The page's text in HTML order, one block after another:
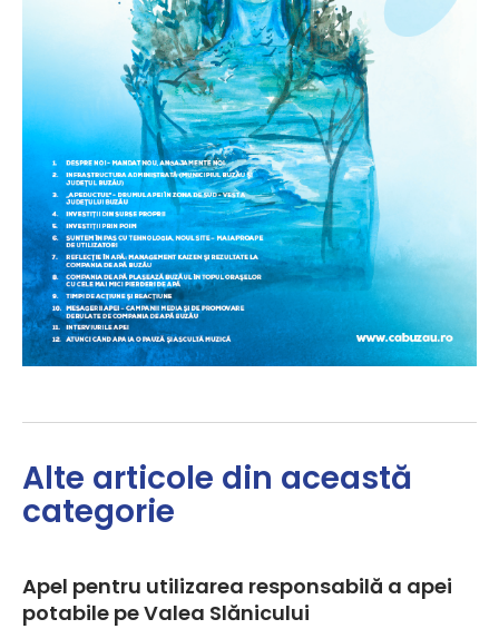
Alte articole din această
categorie
Apel pentru utilizarea responsabilă a apei
potabile pe Valea Slănicului